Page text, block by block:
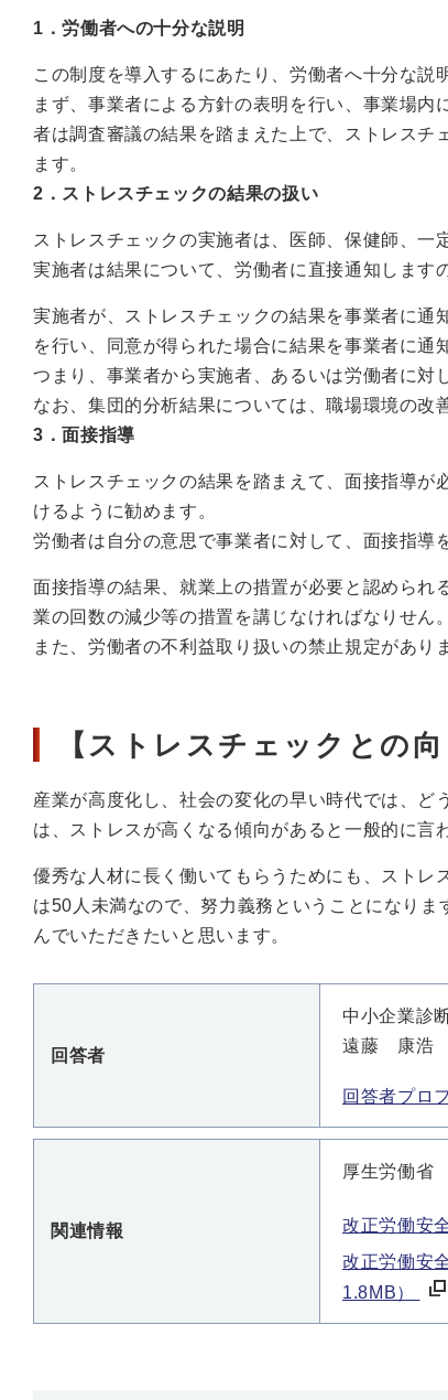
1．労働者への十分な説明
この制度を導入するにあたり、労働者へ十分な説
まず、事業者による方針の表明を行い、事業場
者は調査審議の結果を踏まえた上で、ストレスチ
ます。
2．ストレスチェックの結果の扱い
ストレスチェックの実施者は、医師、保健師、一
実施者は結果について、労働者に直接通知します
実施者が、ストレスチェックの結果を事業者に
を行い、同意が得られた場合に結果を事業者に通
つまり、事業者から実施者、あるいは労働者に対
なお、集団的分析結果については、職場環境の改
3．面接指導
ストレスチェックの結果を踏まえて、面接指導
けるように勧めます。
労働者は自分の意思で事業者に対して、面接指導
面接指導の結果、就業上の措置が必要と認められ
業の回数の減少等の措置を講じなければなりせん。
また、労働者の不利益取り扱いの禁止規定があり
【ストレスチェックとの向
産業が高度化し、社会の変化の早い時代では、
は、ストレスが高くなる傾向があると一般的に言
優秀な人材に長く働いてもらうためにも、ストレ
は50人未満なので、努力義務ということになり
んでいただきたいと思います。
回答者
中小企業診
遠藤 康浩
回答者プロ
関連情報
厚生労働省
改正労働安
改正労働安
1.8MB）